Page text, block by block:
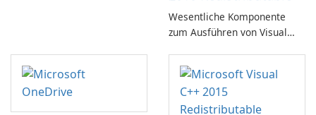
Wesentliche Komponente
zum Ausführen von Visual